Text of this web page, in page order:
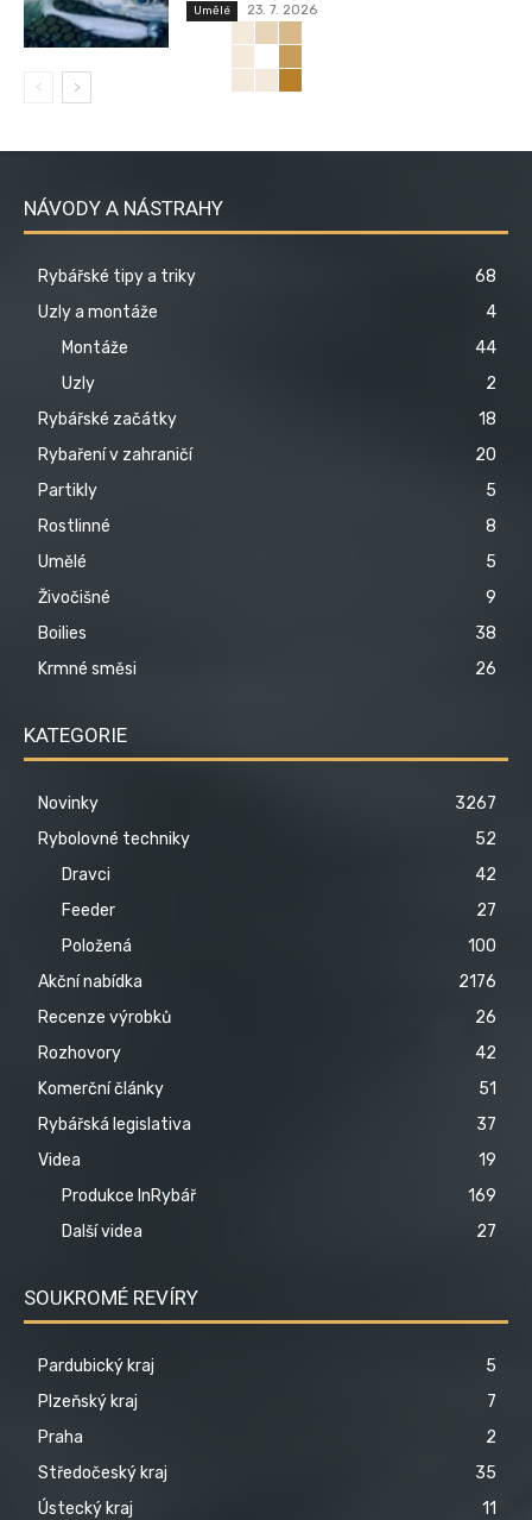
Umělé 23. 7. 2026
NÁVODY A NÁSTRAHY
Rybářské tipy a triky
68
Uzly a montáže
4
Montáže
44
Uzly
2
Rybářské začátky
18
Rybaření v zahraničí
20
Partikly
5
Rostlinné
8
Umělé
5
Živočišné
9
Boilies
38
Krmné směsi
26
KATEGORIE
Novinky
3267
Rybolovné techniky
52
Dravci
42
Feeder
27
Položená
100
Akční nabídka
2176
Recenze výrobků
26
Rozhovory
42
Komerční články
51
Rybářská legislativa
37
Videa
19
Produkce InRybář
169
Další videa
27
SOUKROMÉ REVÍRY
Pardubický kraj
5
Plzeňský kraj
7
Praha
2
Středočeský kraj
35
Ústecký kraj
11